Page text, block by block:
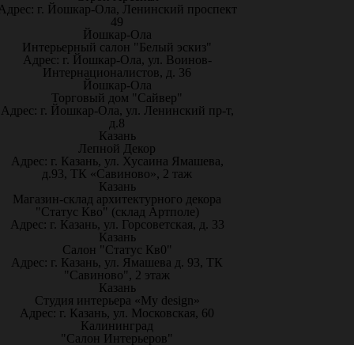
г. Йошкар-Ола, Ленинский проспект
49
Йошкар-Ола
Интерьерный салон "Белый эскиз"
Адрес: г. Йошкар-Ола, ул. Воинов-
Интернационалистов, д. 36
Йошкар-Ола
Торговый дом "Сайвер"
Адрес: г. Йошкар-Ола, ул. Ленинский пр-т,
д.8
Казань
Лепной Декор
Адрес: г. Казань, ул. Хусаина Ямашева,
д.93, ТК «Савиново», 2 таж
Казань
Магазин-склад архитектурного декора
"Статус Кво" (склад Артполе)
Адрес: г. Казань, ул. Горсоветская, д. 33
Казань
Салон "Статус Кв0"
Адрес: г. Казань, ул. Ямашева д. 93, ТК
"Савиново", 2 этаж
Казань
Студия интерьера «My design»
Адрес: г. Казань, ул. Московская, 60
Калининград
"Салон Интерьеров"